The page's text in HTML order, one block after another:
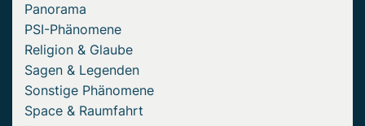
Panorama
PSI-Phänomene
Religion & Glaube
Sagen & Legenden
Sonstige Phänomene
Space & Raumfahrt